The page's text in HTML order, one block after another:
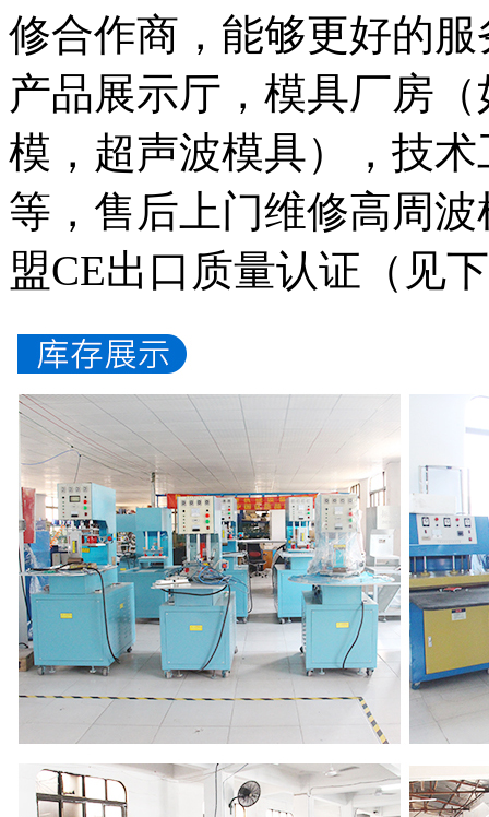
修合作商，能够更好的
产品展示厅，模具厂房
模，超声波模具），技
等，售后上门维修高周
盟CE出口质量认证（见